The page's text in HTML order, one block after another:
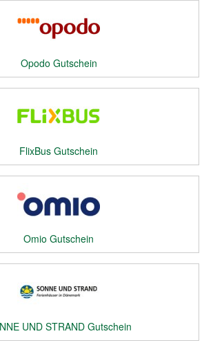
Opodo Gutschein
FlixBus Gutschein
Omio Gutschein
UND STRAND Gutschein